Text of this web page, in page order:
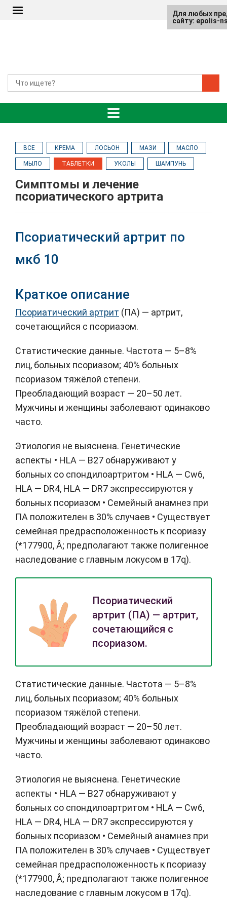
ВСЕ КРЕМА ЛОСЬОН МАЗИ МАСЛО
МЫЛО ТАБЛЕТКИ УКОЛЫ ШАМПУНЬ
Симптомы и лечение
псориатического артрита
Псориатический артрит по
мкб 10
Краткое описание
Псориатический артрит (ПА) — артрит,
сочетающийся с псориазом.
Статистические данные. Частота — 5–8%
лиц, больных псориазом; 40% больных
псориазом тяжёлой степени.
Преобладающий возраст — 20–50 лет.
Мужчины и женщины заболевают одинаково
часто.
Этиология не выяснена. Генетические
аспекты • НLА — В27 обнаруживают у
больных со спондилоартритом • НLА — Сw6,
НLА — DR4, НLА — DR7 экспрессируются у
больных псориазом • Семейный анамнез при
ПА положителен в 30% случаев • Существует
семейная предрасположенность к псориазу
(*177900, Â; предполагают также полигенное
наследование с главным локусом в 17q).
Псориатический
артрит (ПА) — артрит,
сочетающийся с
псориазом.
Статистические данные. Частота — 5–8%
лиц, больных псориазом; 40% больных
псориазом тяжёлой степени.
Преобладающий возраст — 20–50 лет.
Мужчины и женщины заболевают одинаково
часто.
Этиология не выяснена. Генетические
аспекты • НLА — В27 обнаруживают у
больных со спондилоартритом • НLА — Сw6,
НLА — DR4, НLА — DR7 экспрессируются у
больных псориазом • Семейный анамнез при
ПА положителен в 30% случаев • Существует
семейная предрасположенность к псориазу
(*177900, Â; предполагают также полигенное
наследование с главным локусом в 17q).
Для любых
сайту: epolis-